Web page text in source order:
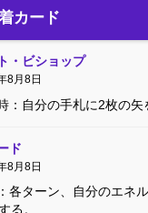
カード
・ビショップ
8月8日
：自分の手札に2枚の矢
ド
8月8日
各ターン、自分のエネ
る。